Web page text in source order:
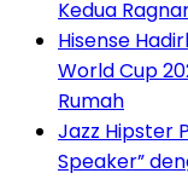
Kedua
Hisense
World Cup
Rumah
Jazz Hipster
Speaker”